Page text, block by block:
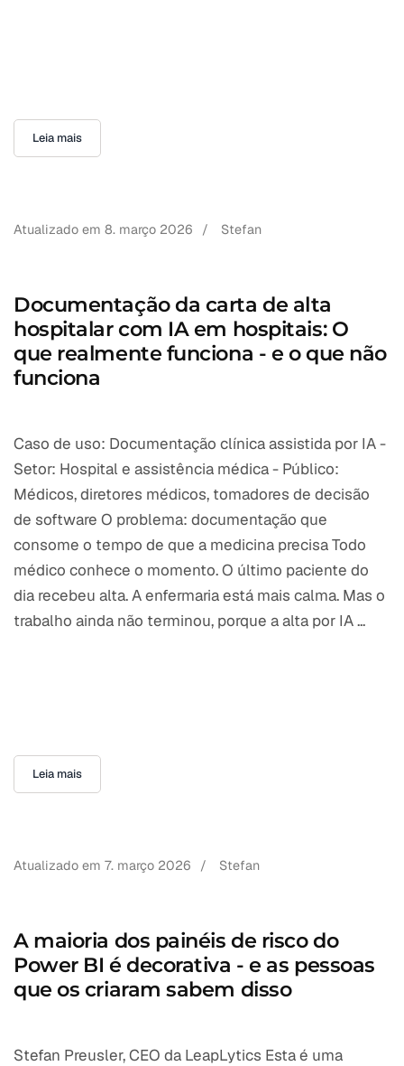
Leia mais
Atualizado em 8. março 2026 / Stefan
Documentação da carta de alta
hospitalar com IA em hospitais: O
que realmente funciona - e o que não
funciona
Caso de uso: Documentação clínica assistida por IA -
Setor: Hospital e assistência médica - Público:
Médicos, diretores médicos, tomadores de decisão
de software O problema: documentação que
consome o tempo de que a medicina precisa Todo
médico conhece o momento. O último paciente do
dia recebeu alta. A enfermaria está mais calma. Mas o
trabalho ainda não terminou, porque a alta por IA ...
Leia mais
Atualizado em 7. março 2026 / Stefan
A maioria dos painéis de risco do
Power BI é decorativa - e as pessoas
que os criaram sabem disso
Stefan Preusler, CEO da LeapLytics Esta é uma